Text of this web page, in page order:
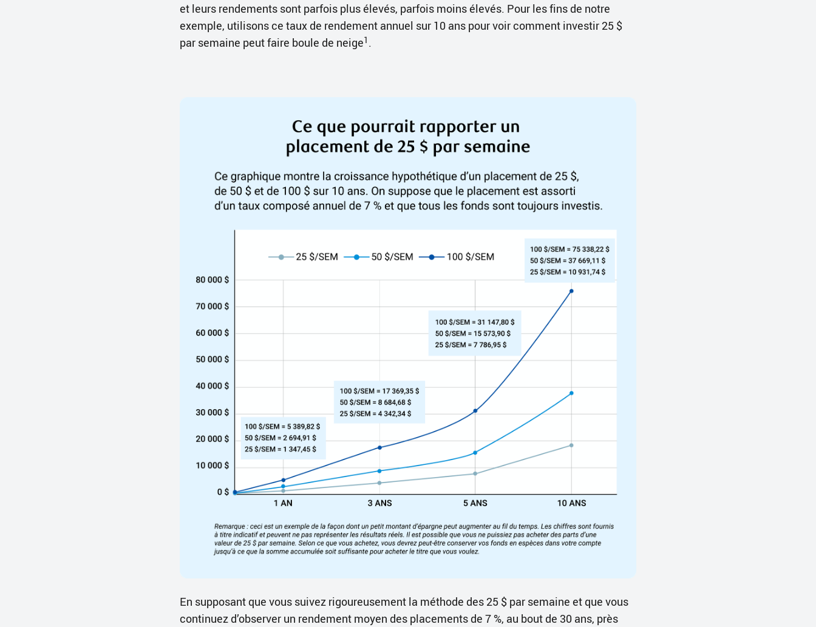
et leurs rendements sont parfois plus élevés, parfois moins élevés. Pour les fins de notre
exemple, utilisons ce taux de rendement annuel sur 10 ans pour voir comment investir 25 $
par semaine peut faire boule de neige1 .
En supposant que vous suivez rigoureusement la méthode des 25 $ par semaine et que vous
continuez d’observer un rendement moyen des placements de 7 %, au bout de 30 ans, près